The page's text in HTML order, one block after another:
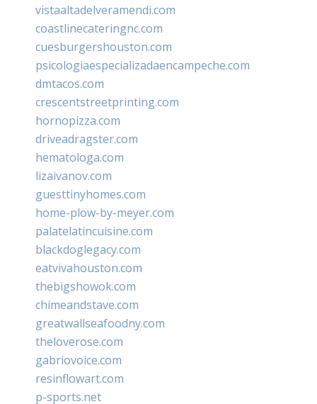
vistaaltadelveramendi.com
coastlinecateringnc.com
cuesburgershouston.com
psicologiaespecializadaencampeche.com
dmtacos.com
crescentstreetprinting.com
hornopizza.com
driveadragster.com
hematologa.com
lizaivanov.com
guesttinyhomes.com
home-plow-by-meyer.com
palatelatincuisine.com
blackdoglegacy.com
eatvivahouston.com
thebigshowok.com
chimeandstave.com
greatwallseafoodny.com
theloverose.com
gabriovoice.com
resinflowart.com
p-sports.net